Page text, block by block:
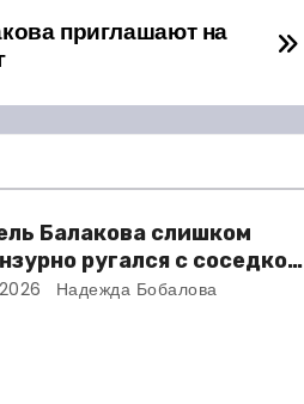
приглашают на
Балакова слишком
ругался с соседкой
двое суток ареста
Надежда Бобалова